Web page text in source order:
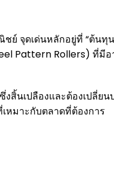
ชย์ จุดเด่นหลักอยู่ที่ “ต้นทุน
Pattern Rollers) ที่มีอ
สิ้นเปลืองและต้องเปลี่ยน
หมาะกับตลาดที่ต้องการ